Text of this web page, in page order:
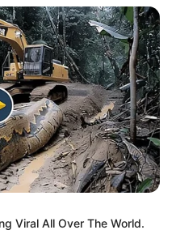
Viral All Over The World.